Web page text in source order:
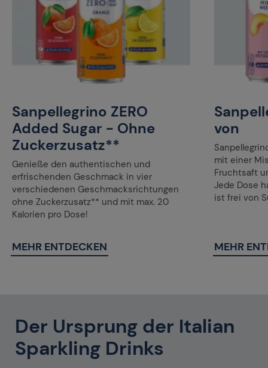
Sanpellegrino ZERO
Added Sugar - Ohne
Zuckerzusatz**
Genieße den authentischen und
erfrischenden Geschmack in vier
verschiedenen Geschmacksrichtungen
ohne Zuckerzusatz** und mit max. 20
Kalorien pro Dose!
MEHR ENTDECKEN
von
mit einer
Fruchtsaft
Jede Dose
ist frei von
MEHR
Der Ursprung der Italian
Sparkling Drinks